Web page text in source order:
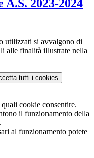
2023-2024
utilizzati si avvalgono di
alle finalità illustrate nella
tutti i cookies
cookie consentire.
il funzionamento della
al funzionamento potete